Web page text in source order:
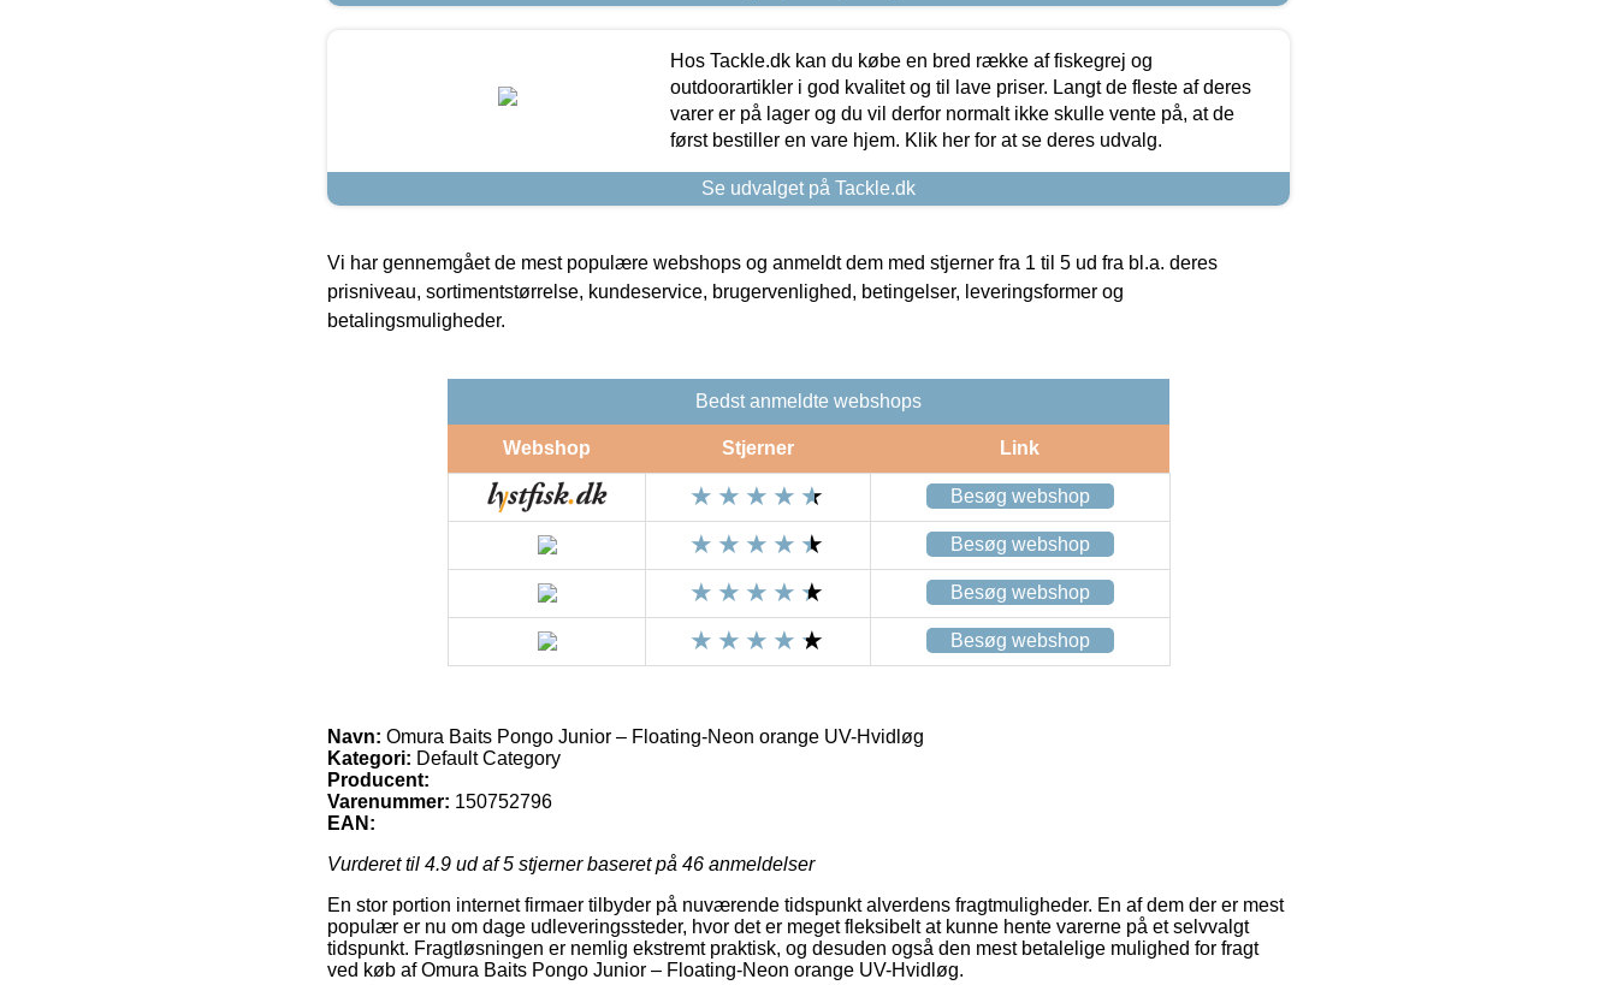
Hos Tackle.dk kan du købe en bred række af fiskegrej og
outdoorartikler i god kvalitet og til lave priser. Langt de fleste af deres
varer er på lager og du vil derfor normalt ikke skulle vente på, at de
først bestiller en vare hjem. Klik her for at se deres udvalg.
Se udvalget på Tackle.dk
Vi har gennemgået de mest populære webshops og anmeldt dem med stjerner fra 1 til 5 ud fra bl.a. deres
prisniveau, sortimentstørrelse, kundeservice, brugervenlighed, betingelser, leveringsformer og
betalingsmuligheder.
Bedst anmeldte webshops
Webshop Stjerner Link
Besøg webshop
Besøg webshop
Besøg webshop
Besøg webshop
Navn: Omura Baits Pongo Junior – Floating-Neon orange UV-Hvidløg
Kategori: Default Category
Producent:
Varenummer: 150752796
EAN:
Vurderet til 4.9 ud af 5 stjerner baseret på 46 anmeldelser
En stor portion internet firmaer tilbyder på nuværende tidspunkt alverdens fragtmuligheder. En af dem der er mest
populær er nu om dage udleveringssteder, hvor det er meget fleksibelt at kunne hente varerne på et selvvalgt
tidspunkt. Fragtløsningen er nemlig ekstremt praktisk, og desuden også den mest betalelige mulighed for fragt
ved køb af Omura Baits Pongo Junior – Floating-Neon orange UV-Hvidløg.